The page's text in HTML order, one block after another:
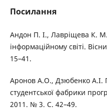
Посилання
Андон П. І., Лавріщева К.
інформаційному світі.
15–41.
Аронов А.О., Дзюбенко А.І.
студентської фабрики
2011. № 3. С. 42–49.